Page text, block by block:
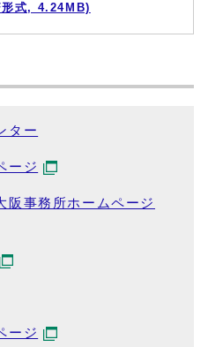
形式, 4.24MB)
ター
ージ
阪事務所ホームページ
ージ